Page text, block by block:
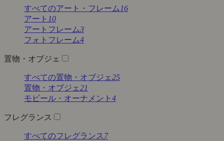
すべてのアート・フレーム 16
アート 10
アートフレーム3
フォトフレーム4
置物・オブジェ
すべての置物・オブジェ25
置物・オブジェ21
モビール・オーナメント 4
フレグランス
すべてのフレグランス 7